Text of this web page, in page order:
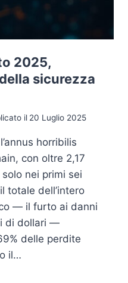
2025,
sicurezza
il 20 Luglio 2025
horribilis
con oltre 2,17
nei primi sei
totale dell’intero
— il furto ai danni
di dollari —
delle perdite
il…